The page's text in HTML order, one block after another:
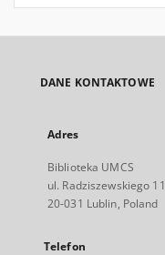
DANE KONTAKTOWE
Adres
Biblioteka UMCS
ul. Radziszewskiego 11
20-031 Lublin, Poland
Telefon